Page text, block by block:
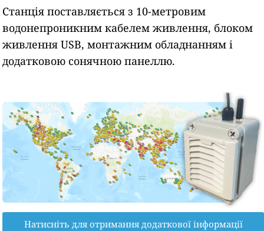
Станція поставляється з 10-метровим
водонепроникним кабелем живлення, блоком
живлення USB, монтажним обладнанням і
додатковою сонячною панеллю.
Натисніть для отримання додаткової інформації